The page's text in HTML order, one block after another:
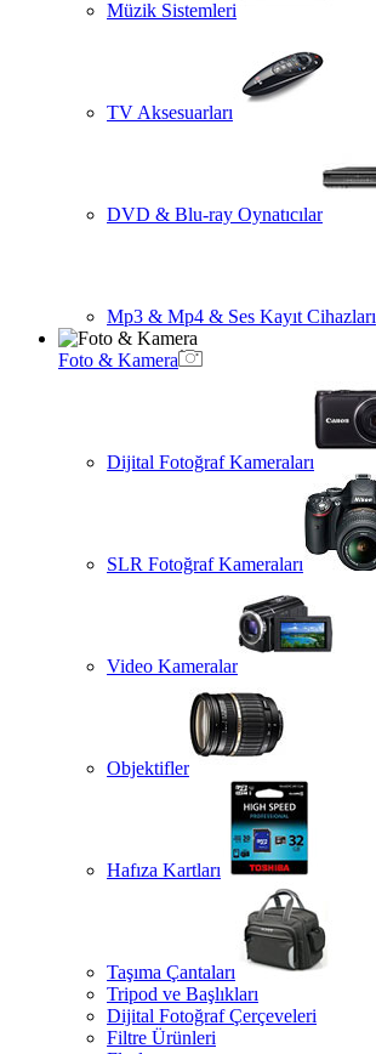
Müzik Sistemleri
TV Aksesuarları
DVD & Blu-ray Oynatıcılar
Mp3 & Mp4 & Ses Kayıt Cihazları
Foto & Kamera
Dijital Fotoğraf Kameraları
SLR Fotoğraf Kameraları
Video Kameralar
Objektifler
Hafıza Kartları
Taşıma Çantaları
Tripod ve Başlıkları
Dijital Fotoğraf Çerçeveleri
Filtre Ürünleri